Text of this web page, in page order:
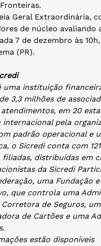
Geral Extraordinária,
de núcleo avaliando
7 de dezembro às
(PR).
uma instituição
3,3 milhões de
em 20
internacional pela
padrão operacional e
o Sicredi conta com
filiadas, distribuídas em
da Sicredi
uma Fundação
que controla uma
Corretora de Seguros,
de Cartões e uma
estão disponíveis